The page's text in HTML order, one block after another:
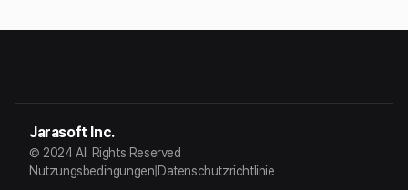
Jarasoft Inc.
© 2024 All Rights Reserved
Nutzungsbedingungen Datenschutzrichtlinie